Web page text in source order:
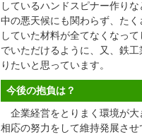
しているハンドスピナー作り
中の悪天候にも関わらず、た
していた材料が全てなくなっ
でいただけるように、又、鉄
りたいと思っています。
今後の抱負は？
企業経営をとりまく環境が大
相応の努力をして維持発展さ